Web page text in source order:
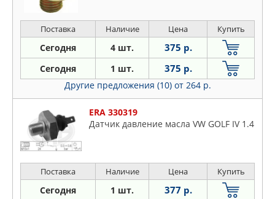
Поставка Наличие Цена Купить
Сегодня 4 шт. 375 р.
Сегодня 1 шт. 375 р.
Другие предложения (10) от 264 р.
ERA 330319
Датчик давление масла VW GOLF IV 1.4
Поставка Наличие Цена Купить
Сегодня 1 шт. 377 р.